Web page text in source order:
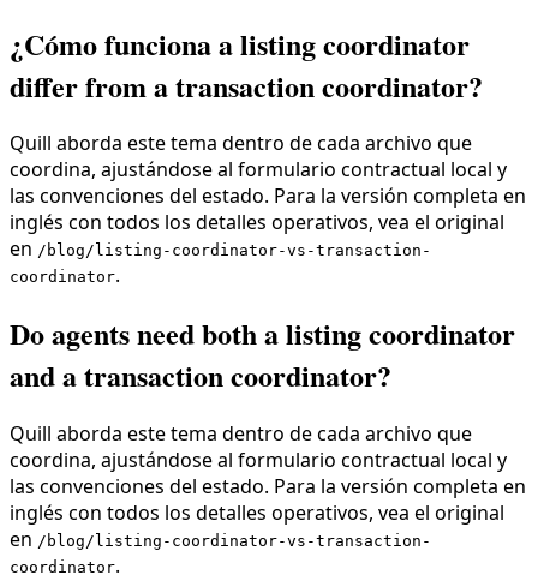
¿Cómo funciona a listing coordinator
differ from a transaction coordinator?
Quill aborda este tema dentro de cada archivo que
coordina, ajustándose al formulario contractual local y
las convenciones del estado. Para la versión completa en
inglés con todos los detalles operativos, vea el original
en /blog/listing-coordinator-vs-transaction-
coordinator.
Do agents need both a listing coordinator
and a transaction coordinator?
Quill aborda este tema dentro de cada archivo que
coordina, ajustándose al formulario contractual local y
las convenciones del estado. Para la versión completa en
inglés con todos los detalles operativos, vea el original
en /blog/listing-coordinator-vs-transaction-
coordinator.